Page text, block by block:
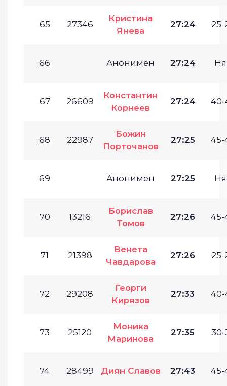
65 27346
Кристина
Янева
27:24 25-
66 Анонимен 27:24
67 26609
Константин
Корнеев
27:24 40-
68 22987
Божин
Порточанов
27:25 45-
69 Анонимен 27:25
70 13216
Борислав
Томов
27:26 45-
71 21398
Венета
Чавдарова
27:26 25-
72 29208
Георги
Кирязов
27:33 40-
73 25120
Моника
Маринова
27:35 30-
74 28499 Диян Славов 27:43 45-